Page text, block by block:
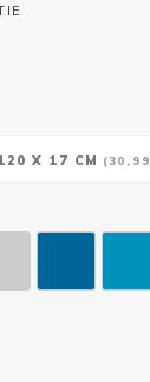
X 17 CM